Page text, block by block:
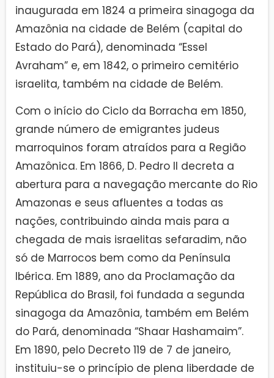
inaugurada em 1824 a primeira sinagoga da
Amazônia na cidade de Belém (capital do
Estado do Pará), denominada “Essel
Avraham” e, em 1842, o primeiro cemitério
israelita, também na cidade de Belém.
Com o início do Ciclo da Borracha em 1850,
grande número de emigrantes judeus
marroquinos foram atraídos para a Região
Amazônica. Em 1866, D. Pedro II decreta a
abertura para a navegação mercante do Rio
Amazonas e seus afluentes a todas as
nações, contribuindo ainda mais para a
chegada de mais israelitas sefaradim, não
só de Marrocos bem como da Península
Ibérica. Em 1889, ano da Proclamação da
República do Brasil, foi fundada a segunda
sinagoga da Amazônia, também em Belém
do Pará, denominada “Shaar Hashamaim”.
Em 1890, pelo Decreto 119 de 7 de janeiro,
instituiu-se o princípio de plena liberdade de